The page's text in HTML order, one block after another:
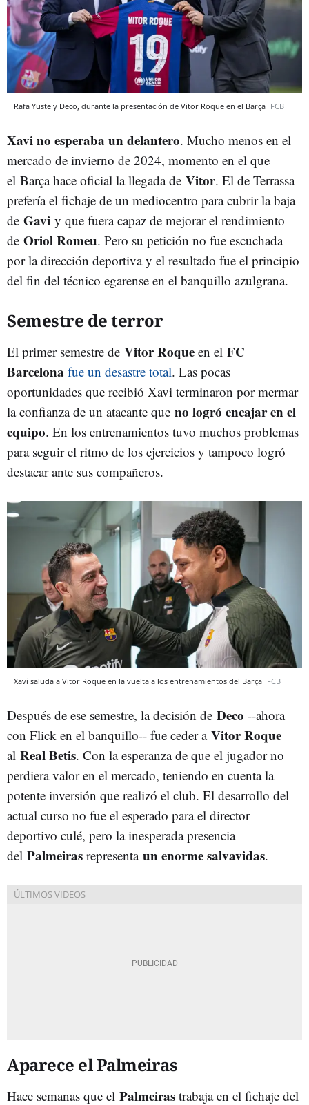
Rafa Yuste y Deco, durante la presentación de Vitor Roque en el Barça FCB
Xavino esperaba un delantero. Mucho menos en el
mercado de invierno de 2024, momento en el que
el Barça hace oficial la llegada de Vitor. El de Terrassa
prefería el fichaje de un mediocentro para cubrir la baja
de Gavi y que fuera capaz de mejorar el rendimiento
de Oriol Romeu. Pero su petición no fue escuchada
por la dirección deportiva y el resultado fue el principio
del fin del técnico egarense en el banquillo azulgrana.
Semestre de terror
El primer semestre de Vitor Roque en el FC
Barcelona fue un desastre total. Las pocas
oportunidades que recibió Xavi terminaron por mermar
la confianza de un atacante que no logró encajar en el
equipo. En los entrenamientos tuvo muchos problemas
para seguir el ritmo de los ejercicios y tampoco logró
destacar ante sus compañeros.
Xavi saluda a Vitor Roque en la vuelta a los entrenamientos del Barça FCB
Después de ese semestre, la decisión de Deco --ahora
con Flick en el banquillo-- fue ceder a Vitor Roque
al Real Betis. Con la esperanza de que el jugador no
perdiera valor en el mercado, teniendo en cuenta la
potente inversión que realizó el club. El desarrollo del
actual curso no fue el esperado para el director
deportivo culé, pero la inesperada presencia
del Palmeiras representa un enorme salvavidas.
Aparece el Palmeiras
Hace semanas que el Palmeiras trabaja en el fichaje del